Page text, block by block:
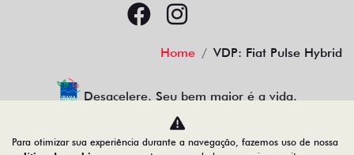
Home VDP: Fiat Pulse Hybrid
Desacelere. Seu bem maior é a vida.
Para otimizar sua experiência durante a navegação, fazemos uso de nossa